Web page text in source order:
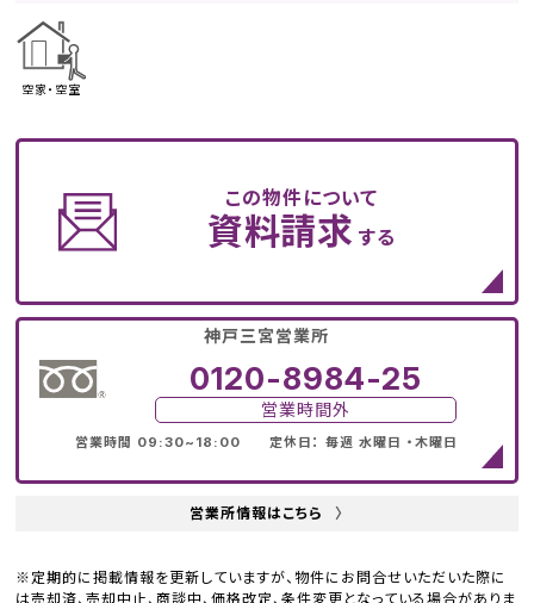
空家・空室
この物件について
資料請求 する
神戸三宮営業所
0120-8984-25
営業時間外
営業時間 09:30~18:00 定休日： 毎週 水曜日 ・木曜日
営業所情報はこちら 〉
※定期的に掲載情報を更新していますが、物件にお問合せいただいた際に
は売却済、売却中止、商談中、価格改定、条件変更となっている場合がありま